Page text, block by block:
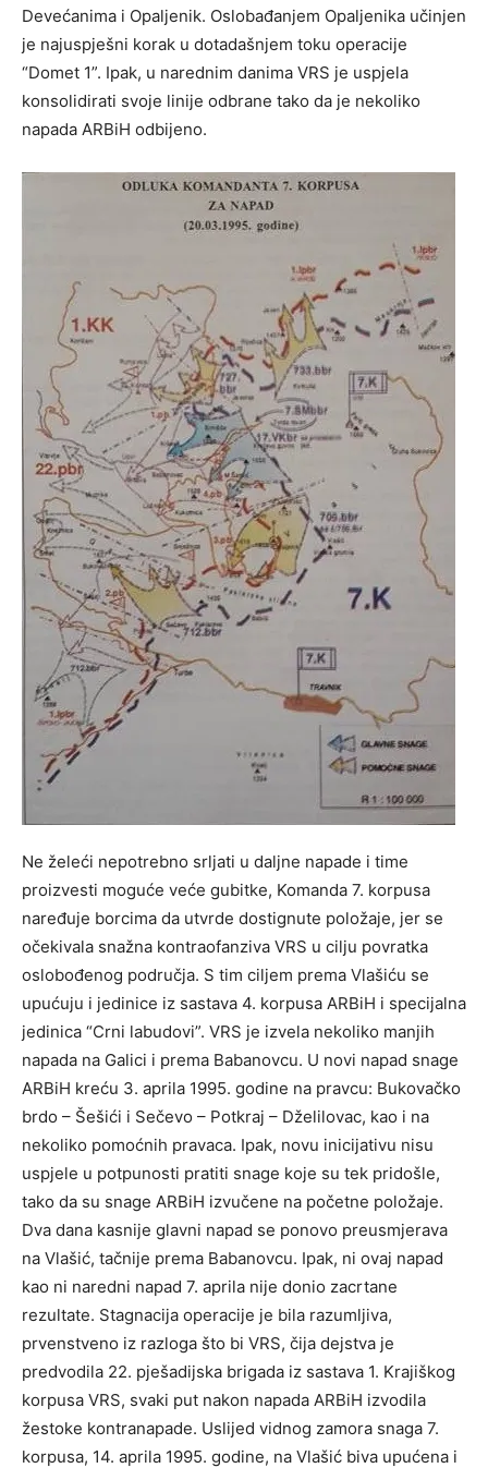
Devećanima i Opaljenik. Oslobađanjem Opaljenika učinjen
je najuspješni korak u dotadašnjem toku operacije
“Domet 1”. Ipak, u narednim danima VRS je uspjela
konsolidirati svoje linije odbrane tako da je nekoliko
napada ARBiH odbijeno.
Ne želeći nepotrebno srljati u daljne napade i time
proizvesti moguće veće gubitke, Komanda 7. korpusa
naređuje borcima da utvrde dostignute položaje, jer se
očekivala snažna kontraofanziva VRS u cilju povratka
oslobođenog područja. S tim ciljem prema Vlašiću se
upućuju i jedinice iz sastava 4. korpusa ARBiH i specijalna
jedinica “Crni labudovi”. VRS je izvela nekoliko manjih
napada na Galici i prema Babanovcu. U novi napad snage
ARBiH kreću 3. aprila 1995. godine na pravcu: Bukovačko
brdo – Šešići i Sečevo – Potkraj – Dželilovac, kao i na
nekoliko pomoćnih pravaca. Ipak, novu inicijativu nisu
uspjele u potpunosti pratiti snage koje su tek pridošle,
tako da su snage ARBiH izvučene na početne položaje.
Dva dana kasnije glavni napad se ponovo preusmjerava
na Vlašić, tačnije prema Babanovcu. Ipak, ni ovaj napad
kao ni naredni napad 7. aprila nije donio zacrtane
rezultate. Stagnacija operacije je bila razumljiva,
prvenstveno iz razloga što bi VRS, čija dejstva je
predvodila 22. pješadijska brigada iz sastava 1. Krajiškog
korpusa VRS, svaki put nakon napada ARBiH izvodila
žestoke kontranapade. Uslijed vidnog zamora snaga 7.
korpusa, 14. aprila 1995. godine, na Vlašić biva upućena i